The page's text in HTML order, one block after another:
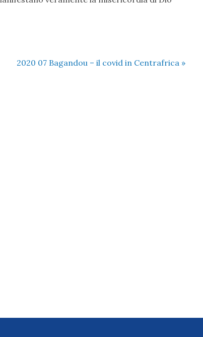
2020 07 Bagandou – il covid in Centrafrica »